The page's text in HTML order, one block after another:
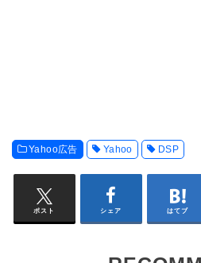
Yahoo広告 Yahoo DSP
ポスト シェア はてブ